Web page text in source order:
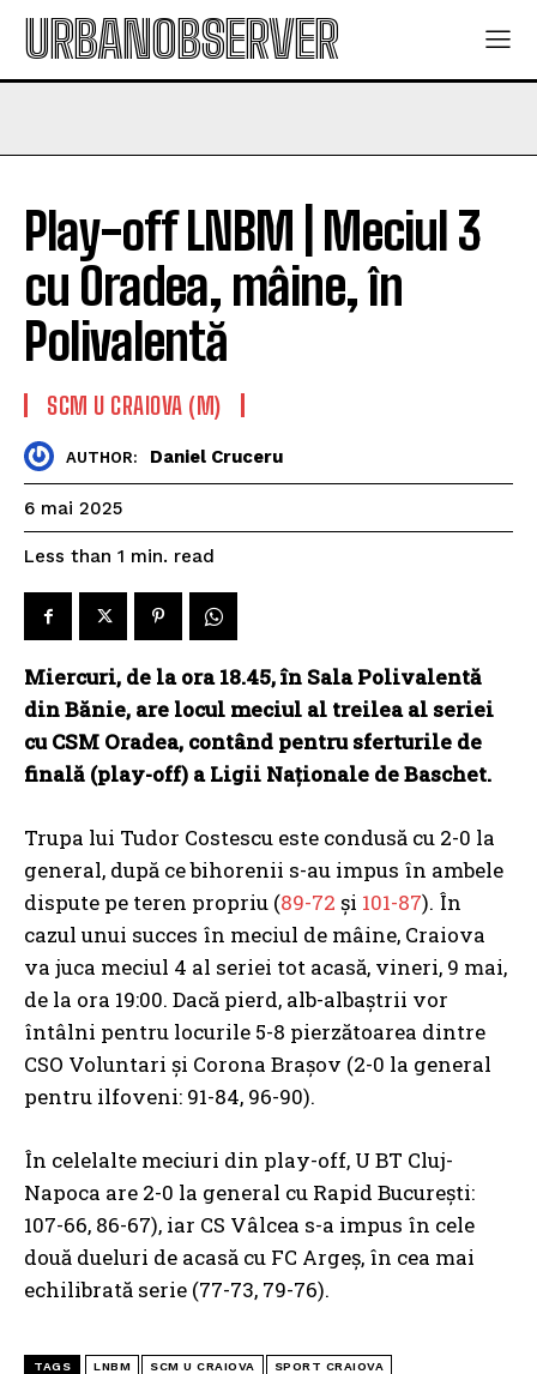
URBANOBSERVER
Play-off LNBM | Meciul 3
cu Oradea, mâine, în
Polivalentă
SCM U CRAIOVA (M)
AUTHOR: Daniel Cruceru
6 mai 2025
Less than 1 min. read
Miercuri, de la ora 18.45, în Sala Polivalentă
din Bănie, are locul meciul al treilea al seriei
cu CSM Oradea, contând pentru sferturile de
finală (play-off) a Ligii Naționale de Baschet.
Trupa lui Tudor Costescu este condusă cu 2-0 la
general, după ce bihorenii s-au impus în ambele
dispute pe teren propriu (89-72 şi 101-87). În
cazul unui succes în meciul de mâine, Craiova
va juca meciul 4 al seriei tot acasă, vineri, 9 mai,
de la ora 19:00. Dacă pierd, alb-albaștrii vor
întâlni pentru locurile 5-8 pierzătoarea dintre
CSO Voluntari și Corona Brașov (2-0 la general
pentru ilfoveni: 91-84, 96-90).
În celelalte meciuri din play-off, U BT Cluj-
Napoca are 2-0 la general cu Rapid București:
107-66, 86-67), iar CS Vâlcea s-a impus în cele
două dueluri de acasă cu FC Argeş, în cea mai
echilibrată serie (77-73, 79-76).
TAGS LNBM SCM U CRAIOVA SPORT CRAIOVA